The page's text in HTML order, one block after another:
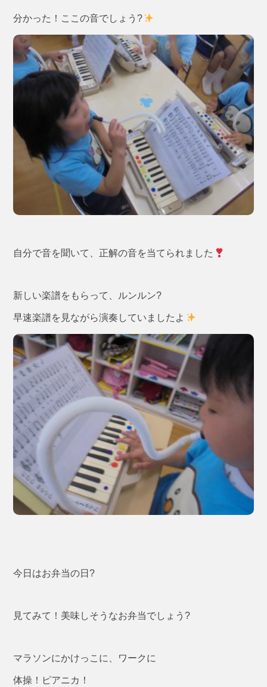
分かった！ここの音でしょう?
自分で音を聞いて、正解の音を当てられました
新しい楽譜をもらって、ルンルン?
早速楽譜を見ながら演奏していましたよ
今日はお弁当の日?
見てみて！美味しそうなお弁当でしょう?
マラソンにかけっこに、ワークに
体操！ピアニカ！